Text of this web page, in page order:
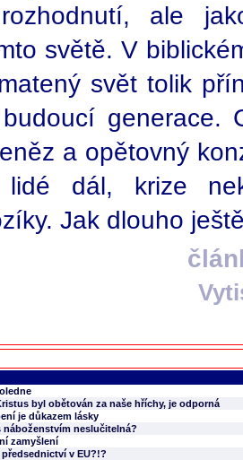
ale
světě. V
svět tolik
generace.
a opětovný
dál, krize
Jak dlouho
byl obětován za naše hříchy, je odporná
je důkazem lásky
náboženstvím neslučitelná?
zamyšlení
v EU?!?